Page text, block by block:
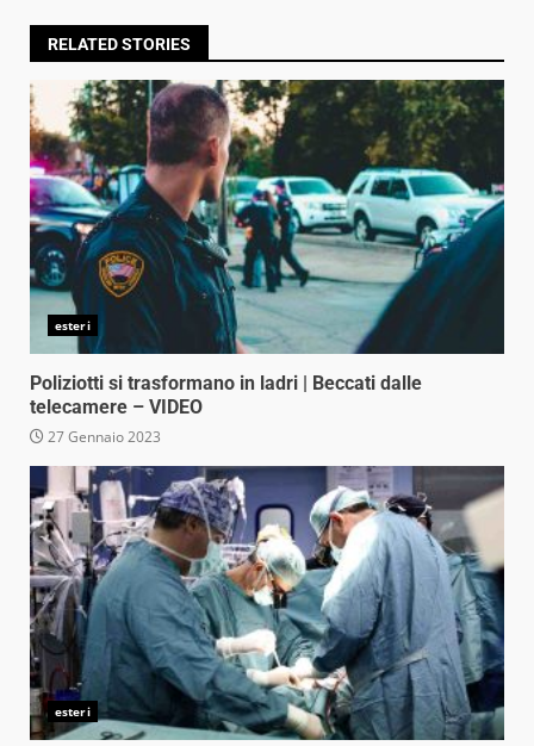
RELATED STORIES
esteri
Poliziotti si trasformano in ladri | Beccati dalle
telecamere – VIDEO
27 Gennaio 2023
esteri